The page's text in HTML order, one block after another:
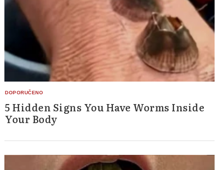
5 Hidden Signs You Have Worms Inside
Your Body